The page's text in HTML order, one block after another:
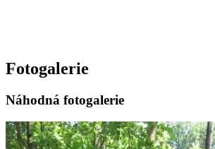
Fotogalerie
Náhodná fotogalerie